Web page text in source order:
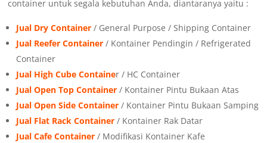
container untuk segala kebutuhan Anda, diantaranya yaitu :
Jual Dry Container / General Purpose / Shipping Container
Jual Reefer Container / Kontainer Pendingin / Refrigerated
Container
Jual High Cube Container / HC Container
Jual Open Top Container / Kontainer Pintu Bukaan Atas
Jual Open Side Container / Kontainer Pintu Bukaan Samping
Jual Flat Rack Container / Kontainer Rak Datar
Jual Cafe Container / Modifikasi Kontainer Kafe